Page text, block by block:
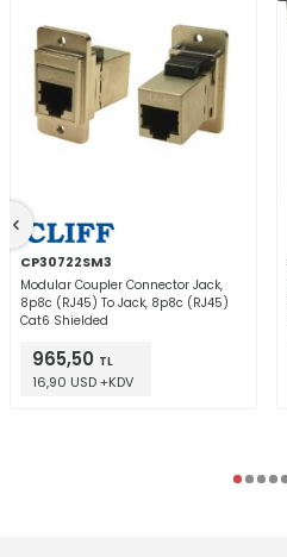
CP30722SM3
Modular Coupler Connector Jack,
8p8c (RJ45) To Jack, 8p8c (RJ45)
Cat6 Shielded
965,50 TL
16,90 USD +KDV